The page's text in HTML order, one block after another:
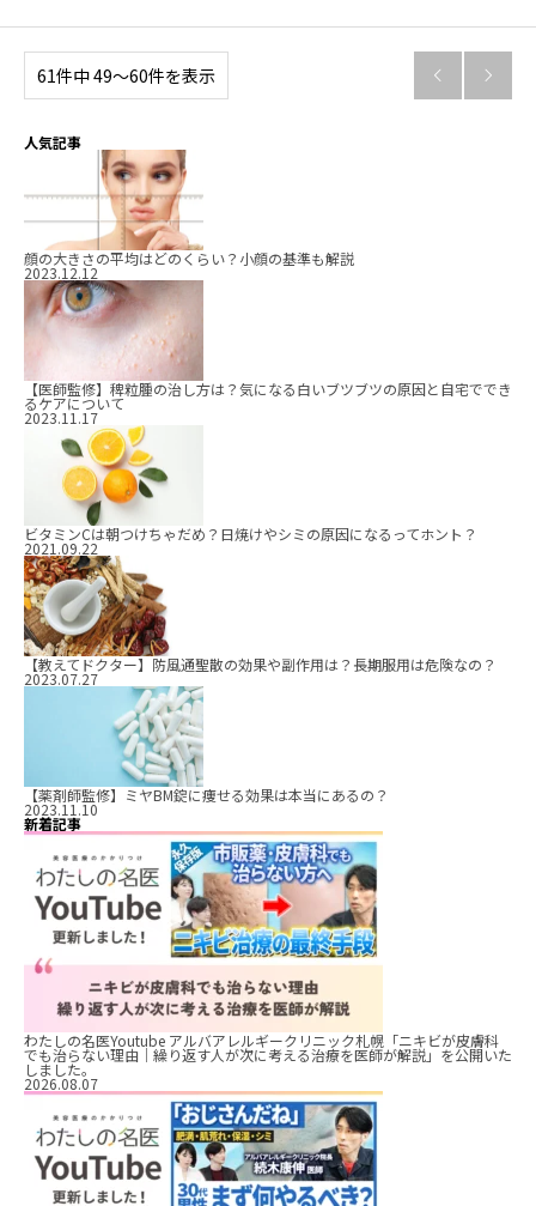
61件中 49〜60件を表示  
人気記事
顔の大きさの平均はどのくらい？小顔の基準も解説
2023.12.12
【医師監修】稗粒腫の治し方は？気になる白いブツブツの原因と自宅ででき
るケアについて
2023.11.17
ビタミンCは朝つけちゃだめ？日焼けやシミの原因になるってホント？
2021.09.22
【教えてドクター】防風通聖散の効果や副作用は？長期服用は危険なの？
2023.07.27
【薬剤師監修】ミヤBM錠に痩せる効果は本当にあるの？
2023.11.10
新着記事
わたしの名医Youtube アルバアレルギークリニック札幌「ニキビが皮膚科
でも治らない理由｜繰り返す人が次に考える治療を医師が解説」を公開いた
しました。
2026.08.07